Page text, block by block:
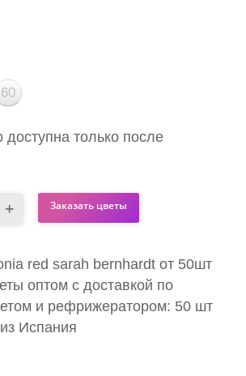
60
доступна только после
Заказать цветы
red sarah bernhardt от 50шт
оптом с доставкой по
и рефрижератором: 50 шт
Испания